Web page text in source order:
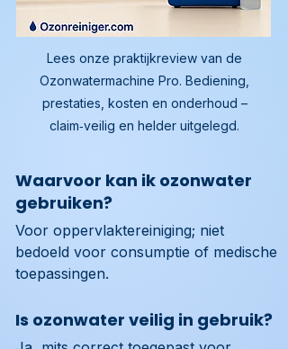
Lees onze praktijkreview van de
Ozonwatermachine Pro. Bediening,
prestaties, kosten en onderhoud –
claim‑veilig en helder uitgelegd.
Waarvoor kan ik ozonwater
gebruiken?
Voor oppervlaktereiniging; niet
bedoeld voor consumptie of medische
toepassingen.
Is ozonwater veilig in gebruik?